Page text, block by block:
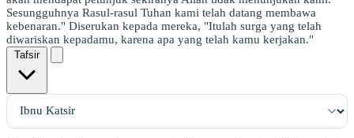
Sesungguhnya Rasul-rasul Tuhan kami telah datang membawa
kebenaran." Diserukan kepada mereka, "Itulah surga yang telah
diwariskan kepadamu, karena apa yang telah kamu kerjakan."
Tafsir